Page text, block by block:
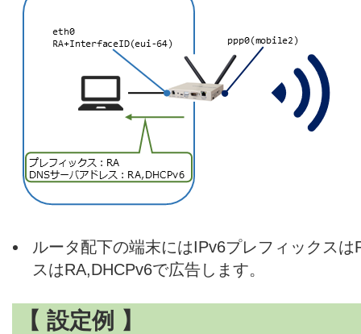
ルータ配下の端末にはIPv6プレフィックス
スはRA,DHCPv6で広告します。
【 設定例 】